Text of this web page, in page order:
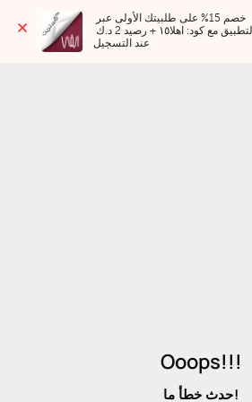
عند التسجيل
Ooops!!!
حدث خطأ ما!